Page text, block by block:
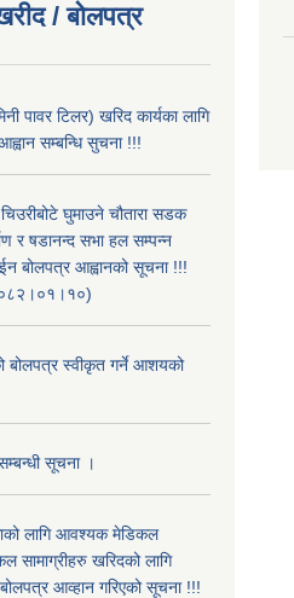
/ बोलपत्र
पावर टिलर) खरिद कार्यका लागि
सम्बन्धि सुचना !!!
घुमाउने चौतारा सडक
र षडानन्द सभा हल सम्पन्न
बोलपत्र आह्वानको सूचना !!!
बोलपत्र स्वीकृत गर्ने आशयको
सूचना ।
लागि आवश्यक मेडिकल
सामाग्रीहरु खरिदको लागि
आव्हान गरिएको सूचना !!!